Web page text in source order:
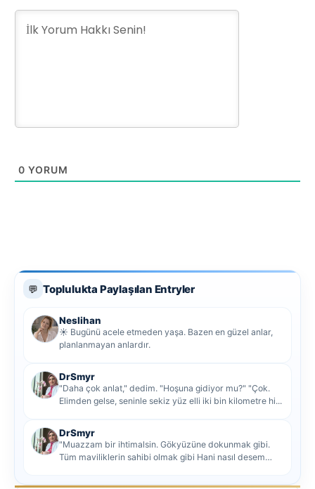
0 YORUM
💬 Toplulukta Paylaşılan Entryler
Neslihan
☀️ Bugünü acele etmeden yaşa. Bazen en güzel anlar,
planlanmayan anlardır.
DrSmyr
"Daha çok anlat," dedim. "Hoşuna gidiyor mu?" "Çok.
Elimden gelse, seninle sekiz yüz elli iki bin kilometre hi...
DrSmyr
"Muazzam bir ihtimalsin. Gökyüzüne dokunmak gibi.
Tüm maviliklerin sahibi olmak gibi Hani nasıl desem